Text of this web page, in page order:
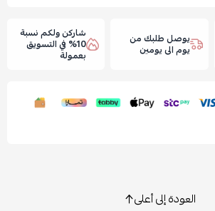
يوصل طلبك من
يوم الى يومين
شاركن ولكم نسبة
10% في التسويق
بعمولة
العودة إلى أعلى